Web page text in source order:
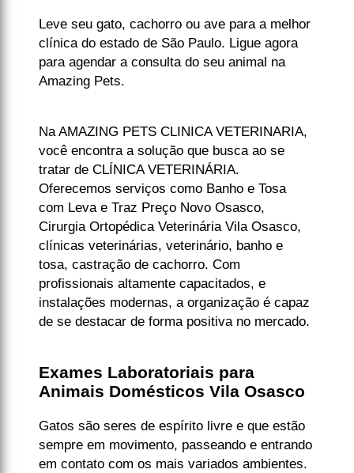
Leve seu gato, cachorro ou ave para a melhor
clínica do estado de São Paulo. Ligue agora
para agendar a consulta do seu animal na
Amazing Pets.
Na AMAZING PETS CLINICA VETERINARIA,
você encontra a solução que busca ao se
tratar de CLÍNICA VETERINÁRIA.
Oferecemos serviços como Banho e Tosa
com Leva e Traz Preço Novo Osasco,
Cirurgia Ortopédica Veterinária Vila Osasco,
clínicas veterinárias, veterinário, banho e
tosa, castração de cachorro. Com
profissionais altamente capacitados, e
instalações modernas, a organização é capaz
de se destacar de forma positiva no mercado.
Exames Laboratoriais para
Animais Domésticos Vila Osasco
Gatos são seres de espírito livre e que estão
sempre em movimento, passeando e entrando
em contato com os mais variados ambientes.